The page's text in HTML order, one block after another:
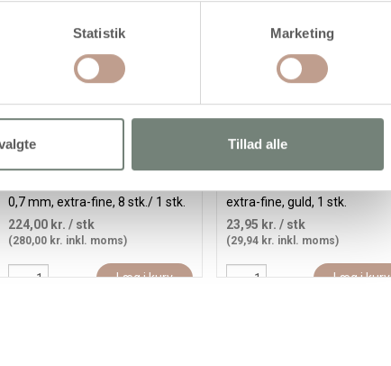
Statistik Marketing
Tillad alle
0,7 mm, extra-fine, 8 stk./ 1 stk.
224,00 kr. / stk
(280,00 kr. inkl. moms)
Læg i kurv
extra-fine, guld, 1 stk.
23,95 kr. / stk
(29,94 kr. inkl. moms)
Læg i kurv